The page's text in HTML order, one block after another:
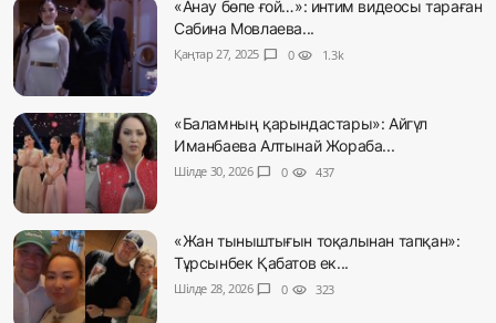
«Анау бөпе ғой…»: интим видеосы тараған
Сабина Мовлаева...
Қаңтар 27, 2025 chat_bubble 0 visibility 1.3k
«Баламның қарындастары»: Айгүл
Иманбаева Алтынай Жораба...
Шілде 30, 2026 chat_bubble 0 visibility 437
«Жан тыныштығын тоқалынан тапқан»:
Тұрсынбек Қабатов ек...
Шілде 28, 2026 chat_bubble 0 visibility 323